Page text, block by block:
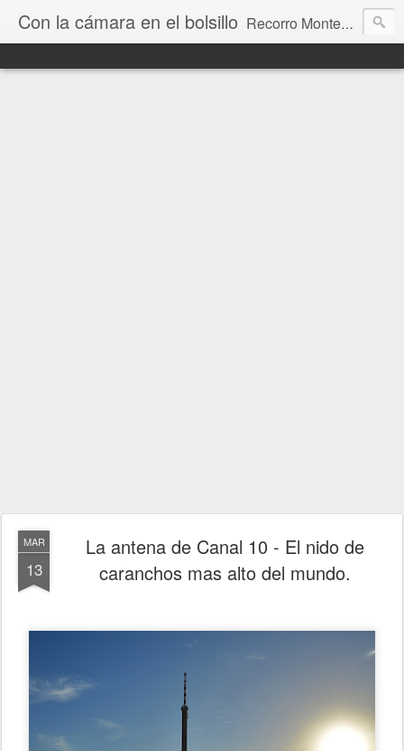
Con la cámara en el bolsillo Recorro Montevideo y el mundo. Fotos e historias de aquí y allá.
MAR
13
La antena de Canal 10 - El nido de
caranchos mas alto del mundo.